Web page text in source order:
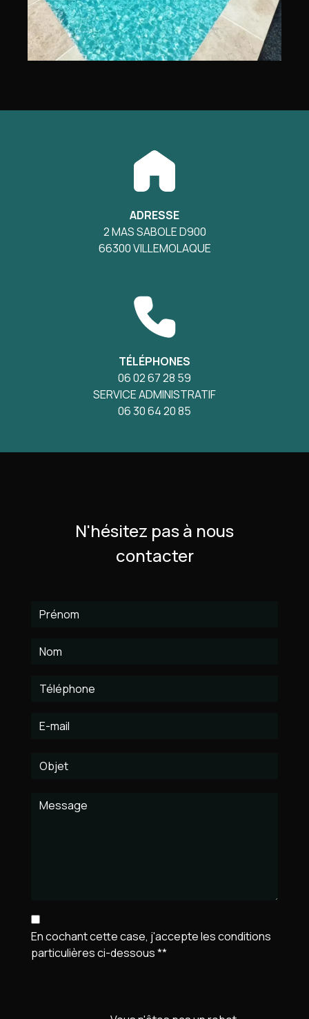
ADRESSE
2 MAS SABOLE D900
66300 VILLEMOLAQUE
TÉLÉPHONES
06 02 67 28 59
SERVICE ADMINISTRATIF
06 30 64 20 85
N'hésitez pas à nous
contacter
En cochant cette case, j'accepte les conditions
particulières ci-dessous **